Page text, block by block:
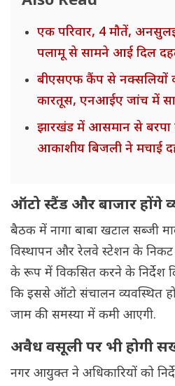
एक परिवार, 4 मौतें,
पलामू से सामने आई दिल
बीएसएफ कैंप से नक्सलियों
कारतूस, एनआईए जांच में
झारखंड में आसमान से बरपा
आकाशीय बिजली ने मचाई
ऑटो स्टैंड और बाजार होंगे
बैठक में नागा बाबा खटाल सब्जी
विस्थापन और रेलवे स्टेशन के
के रूप में विकसित करने के निर्देश
कि इससे ऑटो संचालन व्यवस्थित
जाम की समस्या में कमी आएगी.
अवैध वसूली पर भी होगी
नगर आयुक्त ने अधिकारियों को